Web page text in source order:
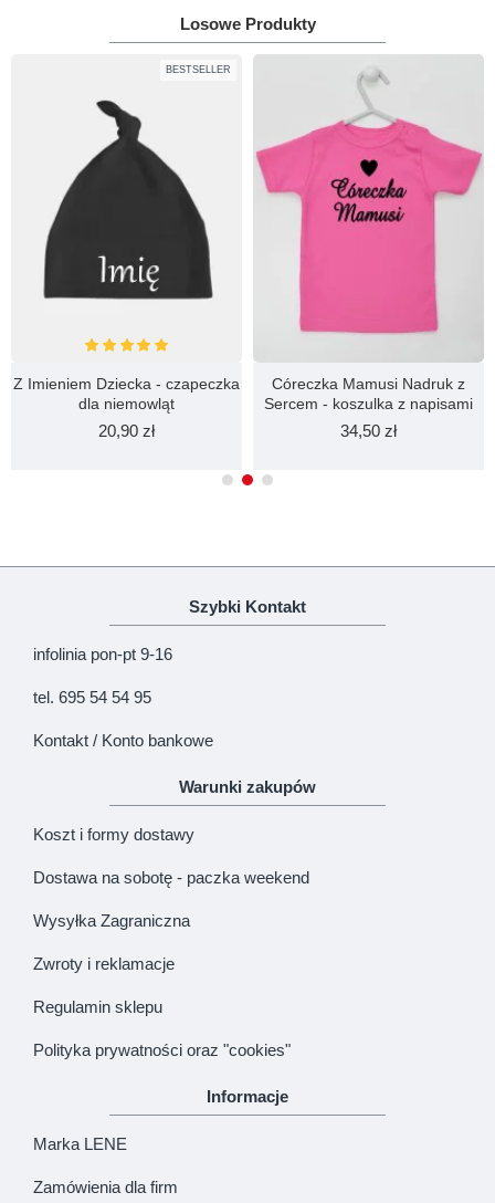
100% polski produkt - Marka Lene
Uwaga!HTML nie jest dopuszczony!
Zła
Losowe Produkty
BESTSELLER
Z Imieniem Dziecka - czapeczka
dla niemowląt
20,90 zł
Córeczka Mamusi Nadruk z
Sercem - koszulka z napisami
34,50 zł
Szybki Kontakt
infolinia pon-pt 9-16
tel. 695 54 54 95
Kontakt / Konto bankowe
Warunki zakupów
Koszt i formy dostawy
Dostawa na sobotę - paczka weekend
Wysyłka Zagraniczna
Zwroty i reklamacje
Regulamin sklepu
Polityka prywatności oraz "cookies"
Informacje
Marka LENE
Zamówienia dla firm